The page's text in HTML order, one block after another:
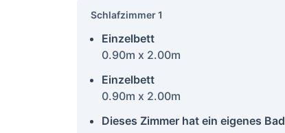
Schlafzimmer 1
Einzelbett
0.90m x 2.00m
Einzelbett
0.90m x 2.00m
Dieses Zimmer hat ein eigenes Bad